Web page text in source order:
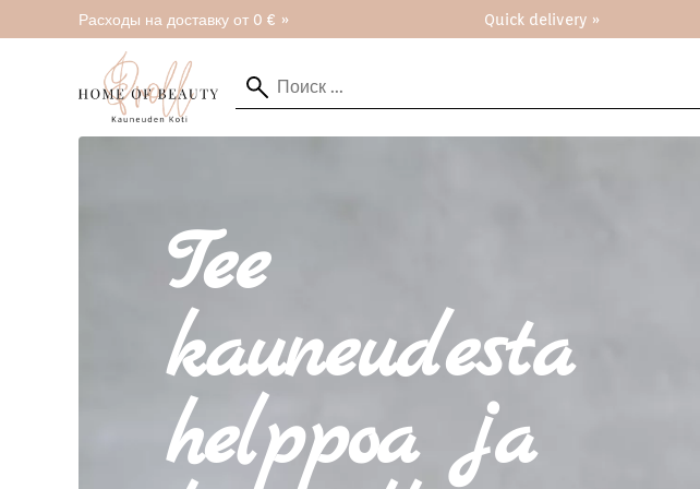
Расходы на доставку от 0 € » Quick delivery »
Tee
kauneudesta
helppoa ja